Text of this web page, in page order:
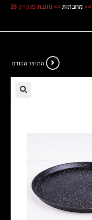
>>מחבתות>> מחבת פנקייק 28 ס"מ Kingstone סולתם
המוצר הקודם